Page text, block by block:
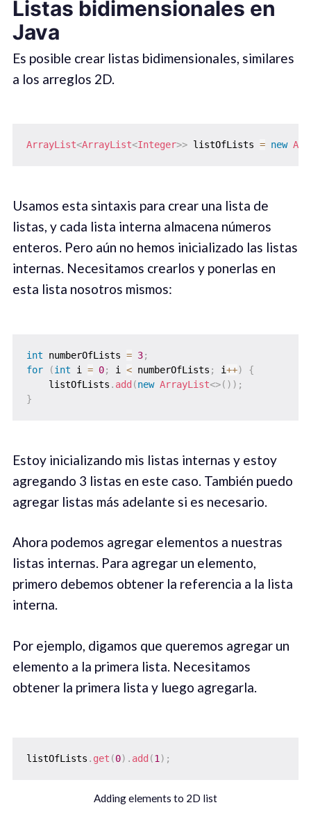
Listas bidimensionales en
Java
Es posible crear listas bidimensionales, similares
a los arreglos 2D.
ArrayList<ArrayList<Integer>> listOfLists = new
Usamos esta sintaxis para crear una lista de
listas, y cada lista interna almacena números
enteros. Pero aún no hemos inicializado las listas
internas. Necesitamos crearlos y ponerlas en
esta lista nosotros mismos:
int numberOfLists = 3;
for
(int i = 0; i < numberOfLists ; i++)
{
    listOfLists
. add (new ArrayList<>( ) ) ;
}
Estoy inicializando mis listas internas y estoy
agregando 3 listas en este caso. También puedo
agregar listas más adelante si es necesario.
Ahora podemos agregar elementos a nuestras
listas internas. Para agregar un elemento,
primero debemos obtener la referencia a la lista
interna.
Por ejemplo, digamos que queremos agregar un
elemento a la primera lista. Necesitamos
obtener la primera lista y luego agregarla.
listOfLists . get (0) . add (1 ) ;
Adding elements to 2D list